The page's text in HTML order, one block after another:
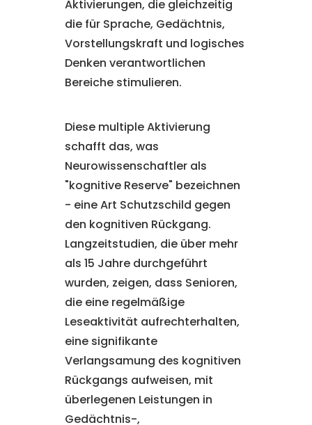
Aktivierungen, die gleichzeitig
die für Sprache, Gedächtnis,
Vorstellungskraft und logisches
Denken verantwortlichen
Bereiche stimulieren.
Diese multiple Aktivierung
schafft das, was
Neurowissenschaftler als
"kognitive Reserve" bezeichnen
- eine Art Schutzschild gegen
den kognitiven Rückgang.
Langzeitstudien, die über mehr
als 15 Jahre durchgeführt
wurden, zeigen, dass Senioren,
die eine regelmäßige
Leseaktivität aufrechterhalten,
eine signifikante
Verlangsamung des kognitiven
Rückgangs aufweisen, mit
überlegenen Leistungen in
Gedächtnis-,